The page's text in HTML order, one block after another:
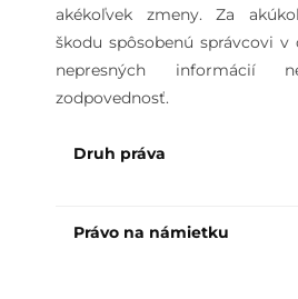
akékoľvek zmeny. Za
škodu spôsobenú správcovi v
nepresných informácií
zodpovednosť.
Druh práva
Právo na námietku